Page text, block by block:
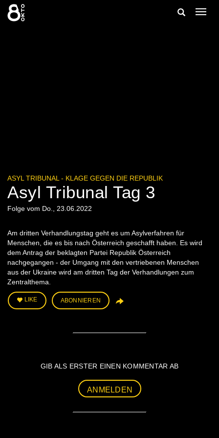
Zum
Inhalt
springen
Suche
ASYL TRIBUNAL - KLAGE GEGEN DIE REPUBLIK
Asyl Tribunal Tag 3
Folge vom Do., 23.06.2022
Am dritten Verhandlungstag geht es um Asylverfahren für
Menschen, die es bis nach Österreich geschafft haben. Es wird
dem Antrag der beklagten Partei Republik Österreich
nachgegangen - der Umgang mit den vertriebenen Menschen
aus der Ukraine wird am dritten Tag der Verhandlungen zum
Zentralthema.
LIKE ABONNIEREN
GIB ALS ERSTER EINEN KOMMENTAR AB
ANMELDEN